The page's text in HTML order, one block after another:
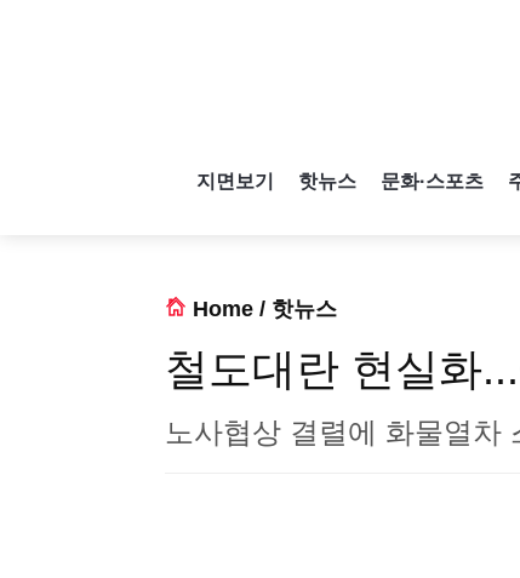
지면보기 핫뉴스 문화·스포츠
Home / 핫뉴스
철도대란 현실화
노사협상 결렬에 화물열차